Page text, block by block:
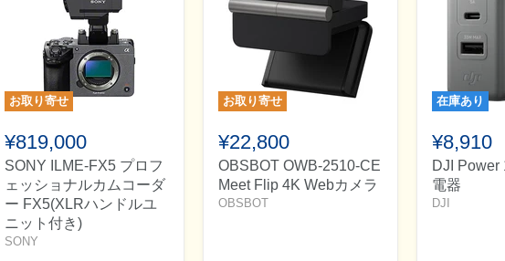
お取り寄せ
¥819,000
SONY ILME-FX5 プロフ
ェッショナルカムコーダ
ー FX5(XLRハンドルユ
ニット付き)
SONY
お取り寄せ
¥22,800
OBSBOT OWB-2510-CE
Meet Flip 4K Webカメラ
OBSBOT
在庫あり
¥8,910
DJI Power
電器
DJI